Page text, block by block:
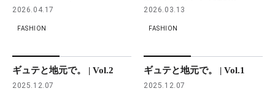
2026.04.17 2026.03.13
FASHION
ギュテと地元で。 | Vol.2
2025.12.07
FASHION
ギュテと地元で。 | Vol.1
2025.12.07